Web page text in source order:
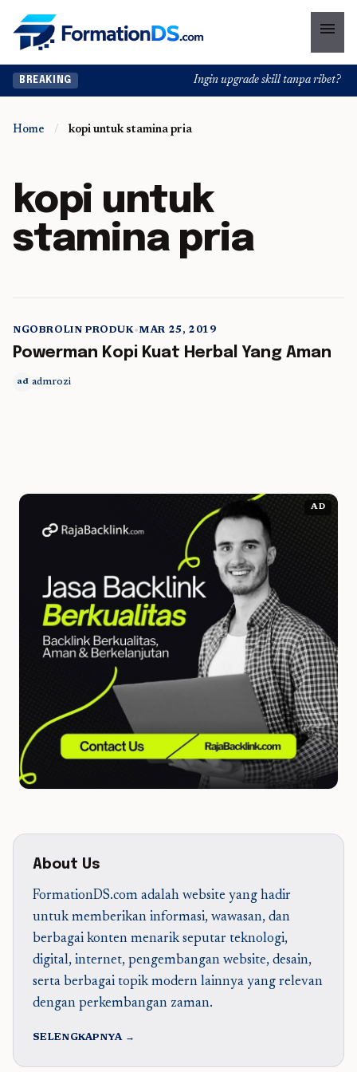
menu
BREAKING Ingin upgrade skill tanpa ribet?
Home / kopi untuk stamina pria
kopi untuk
stamina pria
5 min read
NGOBROLIN PRODUK•MAR 25, 2019
Powerman Kopi Kuat Herbal Yang Aman
ad admrozi
AD
About Us
FormationDS.com adalah website yang hadir
untuk memberikan informasi, wawasan, dan
berbagai konten menarik seputar teknologi,
digital, internet, pengembangan website, desain,
serta berbagai topik modern lainnya yang relevan
dengan perkembangan zaman.
SELENGKAPNYA →